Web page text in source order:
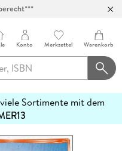
Konto Merkzettel Warenkorb
Sortimente mit dem